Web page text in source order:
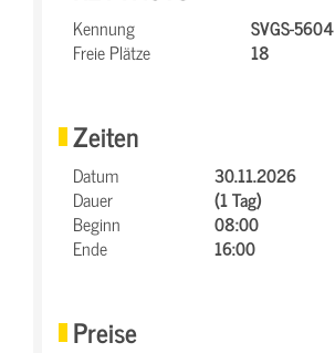
Kennung
SVGS-5604
Freie Plätze
18
Zeiten
Datum
30.11.2026
Dauer
(1 Tag)
Beginn
08:00
Ende
16:00
Preise